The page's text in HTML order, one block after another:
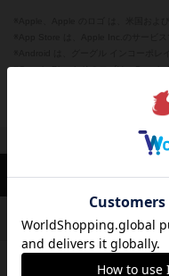
※Google Play とそのロゴは、Google
ボドとも一
ボードゲームのプ
て、
自分のデータを管
約75,000人がボド
ボドゲーマTOP
ボードゲームを検索
ボードゲームの新着